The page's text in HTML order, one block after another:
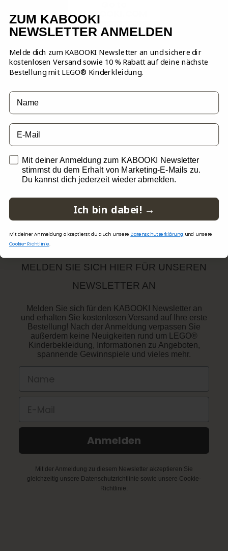
Brauchst du Hilfe?
helfen:
support@kabooki.com
KUNDENSERVICE
KUNDENSERVICE
GRÖSSENBERATUNG
PFLEGEHINWEISE
VERSAND UND LIEFERUNG
WARENÜCKSENDUNG
PRODUKTINFORMATIONEN
UNSERE GESCHICHTE
VERANTWORTUNG
BLEIBEN SIE AUF DEM
MELDEN SIE SICH HIER FÜR UNSEREN
NEWSLETTER AN
Melden Sie sich für den KABOOKI Newsletter an
und erhalten Sie kostenlosen Versand auf Ihre erste
Bestellung! Nach der Anmeldung verpassen Sie
außerdem keine Neuigkeiten rund um LEGO®
Kinderbekleidung, Informationen zu Angeboten,
spannende Gewinnspiele und vieles mehr.
Anmelden
Mit der Anmeldung zu diesem Newsletter akzeptieren Sie
gleichzeitig unsere Datenschutzrichtlinie sowie unsere Cookie-
Richtlinie.
KABOOKI.COM
ZUM KABOOKI
NEWSLETTER ANMELDEN
Melde dich zum KABOOKI Newsletter an und sichere dir
kostenlosen Versand sowie 10 % Rabatt auf deine nächste
Bestellung mit LEGO® Kinderkleidung.
Name
email
opt inMit deiner Anmeldung zum KABOOKI Newsletter
stimmst du dem Erhalt von Marketing-E-Mails zu.
Du kannst dich jederzeit wieder abmelden.
Ich bin dabei! →
Mit deiner Anmeldung akzeptierst du auch unsere Datenschutzerklärung und unsere
Cookie-Richtlinie.